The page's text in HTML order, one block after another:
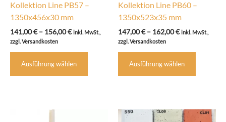
Kollektion Line PB57 –
1350x456x30 mm
141,00€ – 156,00€Preisspanne:
inkl. MwSt.,
zzgl. Versandkosten
Ausführung wählen
Dieses
weist
Kollektion Line PB60 –
1350x523x35 mm
147,00€ – 162,00€Preisspanne:
inkl. MwSt.,
zzgl. Versandkosten
Ausführung wählen
Dieses
weist
auf.